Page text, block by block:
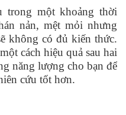
trong một khoảng thời
nản, mệt mỏi nhưng
không có đủ kiến thức.
cách hiệu quả sau hai
năng lượng cho bạn để
cứu tốt hơn.